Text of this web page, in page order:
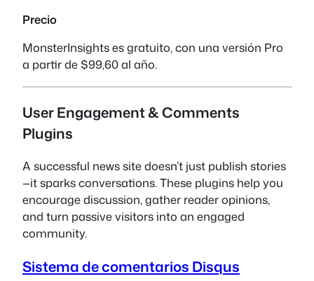
Precio
MonsterInsights es gratuito, con una versión Pro
a partir de $99,60 al año.
User Engagement & Comments
Plugins
A successful news site doesn’t just publish stories
—it sparks conversations. These plugins help you
encourage discussion, gather reader opinions,
and turn passive visitors into an engaged
community.
Sistema de comentarios Disqus